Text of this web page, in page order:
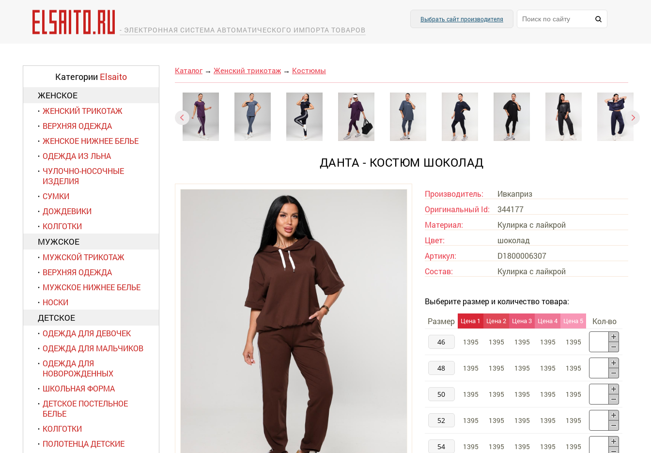
- ЭЛЕКТРОННАЯ СИСТЕМА АВТОМАТИЧЕСКОГО ИМПОРТА ТОВАРОВ
Выбрать сайт производителя
Категории Elsaito
ЖЕНСКОЕ
ЖЕНСКИЙ ТРИКОТАЖ
ВЕРХНЯЯ ОДЕЖДА
ЖЕНСКОЕ НИЖНЕЕ БЕЛЬЕ
ОДЕЖДА ИЗ ЛЬНА
ЧУЛОЧНО-НОСОЧНЫЕ
ИЗДЕЛИЯ
СУМКИ
ДОЖДЕВИКИ
КОЛГОТКИ
МУЖСКОЕ
МУЖСКОЙ ТРИКОТАЖ
ВЕРХНЯЯ ОДЕЖДА
МУЖСКОЕ НИЖНЕЕ БЕЛЬЕ
НОСКИ
ДЕТСКОЕ
ОДЕЖДА ДЛЯ ДЕВОЧЕК
ОДЕЖДА ДЛЯ МАЛЬЧИКОВ
ОДЕЖДА ДЛЯ
НОВОРОЖДЕННЫХ
ШКОЛЬНАЯ ФОРМА
ДЕТСКОЕ ПОСТЕЛЬНОЕ
БЕЛЬЕ
КОЛГОТКИ
ПОЛОТЕНЦА ДЕТСКИЕ
Каталог → Женский трикотаж → Костюмы
ДАНТА - КОСТЮМ ШОКОЛАД
Производитель:
Ивкаприз
Оригинальный Id:
344177
Материал:
Кулирка с лайкрой
Цвет:
шоколад
Артикул:
D1800006307
Состав:
Кулирка с лайкрой
Выберите размер и количество товара:
Размер
Цена 1 Цена 2 Цена 3 Цена 4 Цена 5 Кол-во
46 1395 1395 1395 1395 1395
48 1395 1395 1395 1395 1395
50 1395 1395 1395 1395 1395
52 1395 1395 1395 1395 1395
54 1395 1395 1395 1395 1395